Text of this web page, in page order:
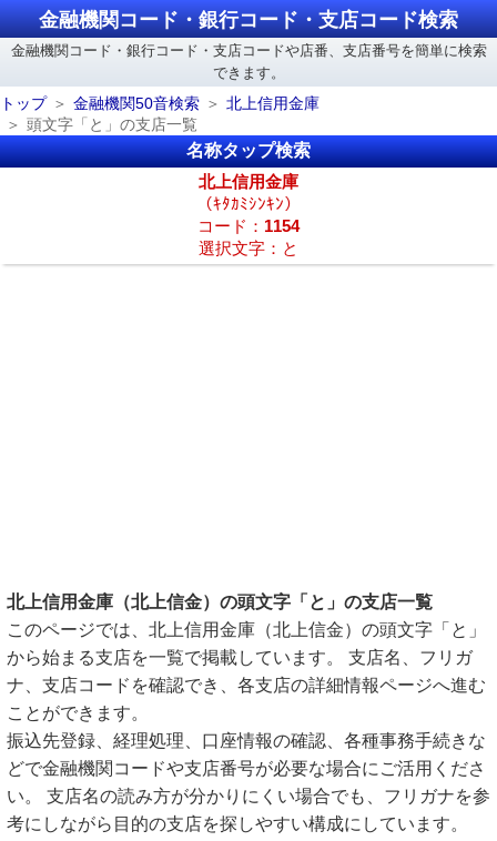
金融機関コード・銀行コード・支店コード検索
金融機関コード・銀行コード・支店コードや店番、支店番号を簡単に検索
できます。
トップ
金融機関50音検索
北上信用金庫
頭文字「と」の支店一覧
名称タップ検索
北上信用金庫
（ｷﾀｶﾐｼﾝｷﾝ）
コード： 1154
選択文字：と
北上信用金庫（北上信金）の頭文字「と」の支店一覧
このページでは、北上信用金庫（北上信金）の頭文字「と」
から始まる支店を一覧で掲載しています。 支店名、フリガ
ナ、支店コードを確認でき、各支店の詳細情報ページへ進む
ことができます。
振込先登録、経理処理、口座情報の確認、各種事務手続きな
どで金融機関コードや支店番号が必要な場合にご活用くださ
い。 支店名の読み方が分かりにくい場合でも、フリガナを参
考にしながら目的の支店を探しやすい構成にしています。